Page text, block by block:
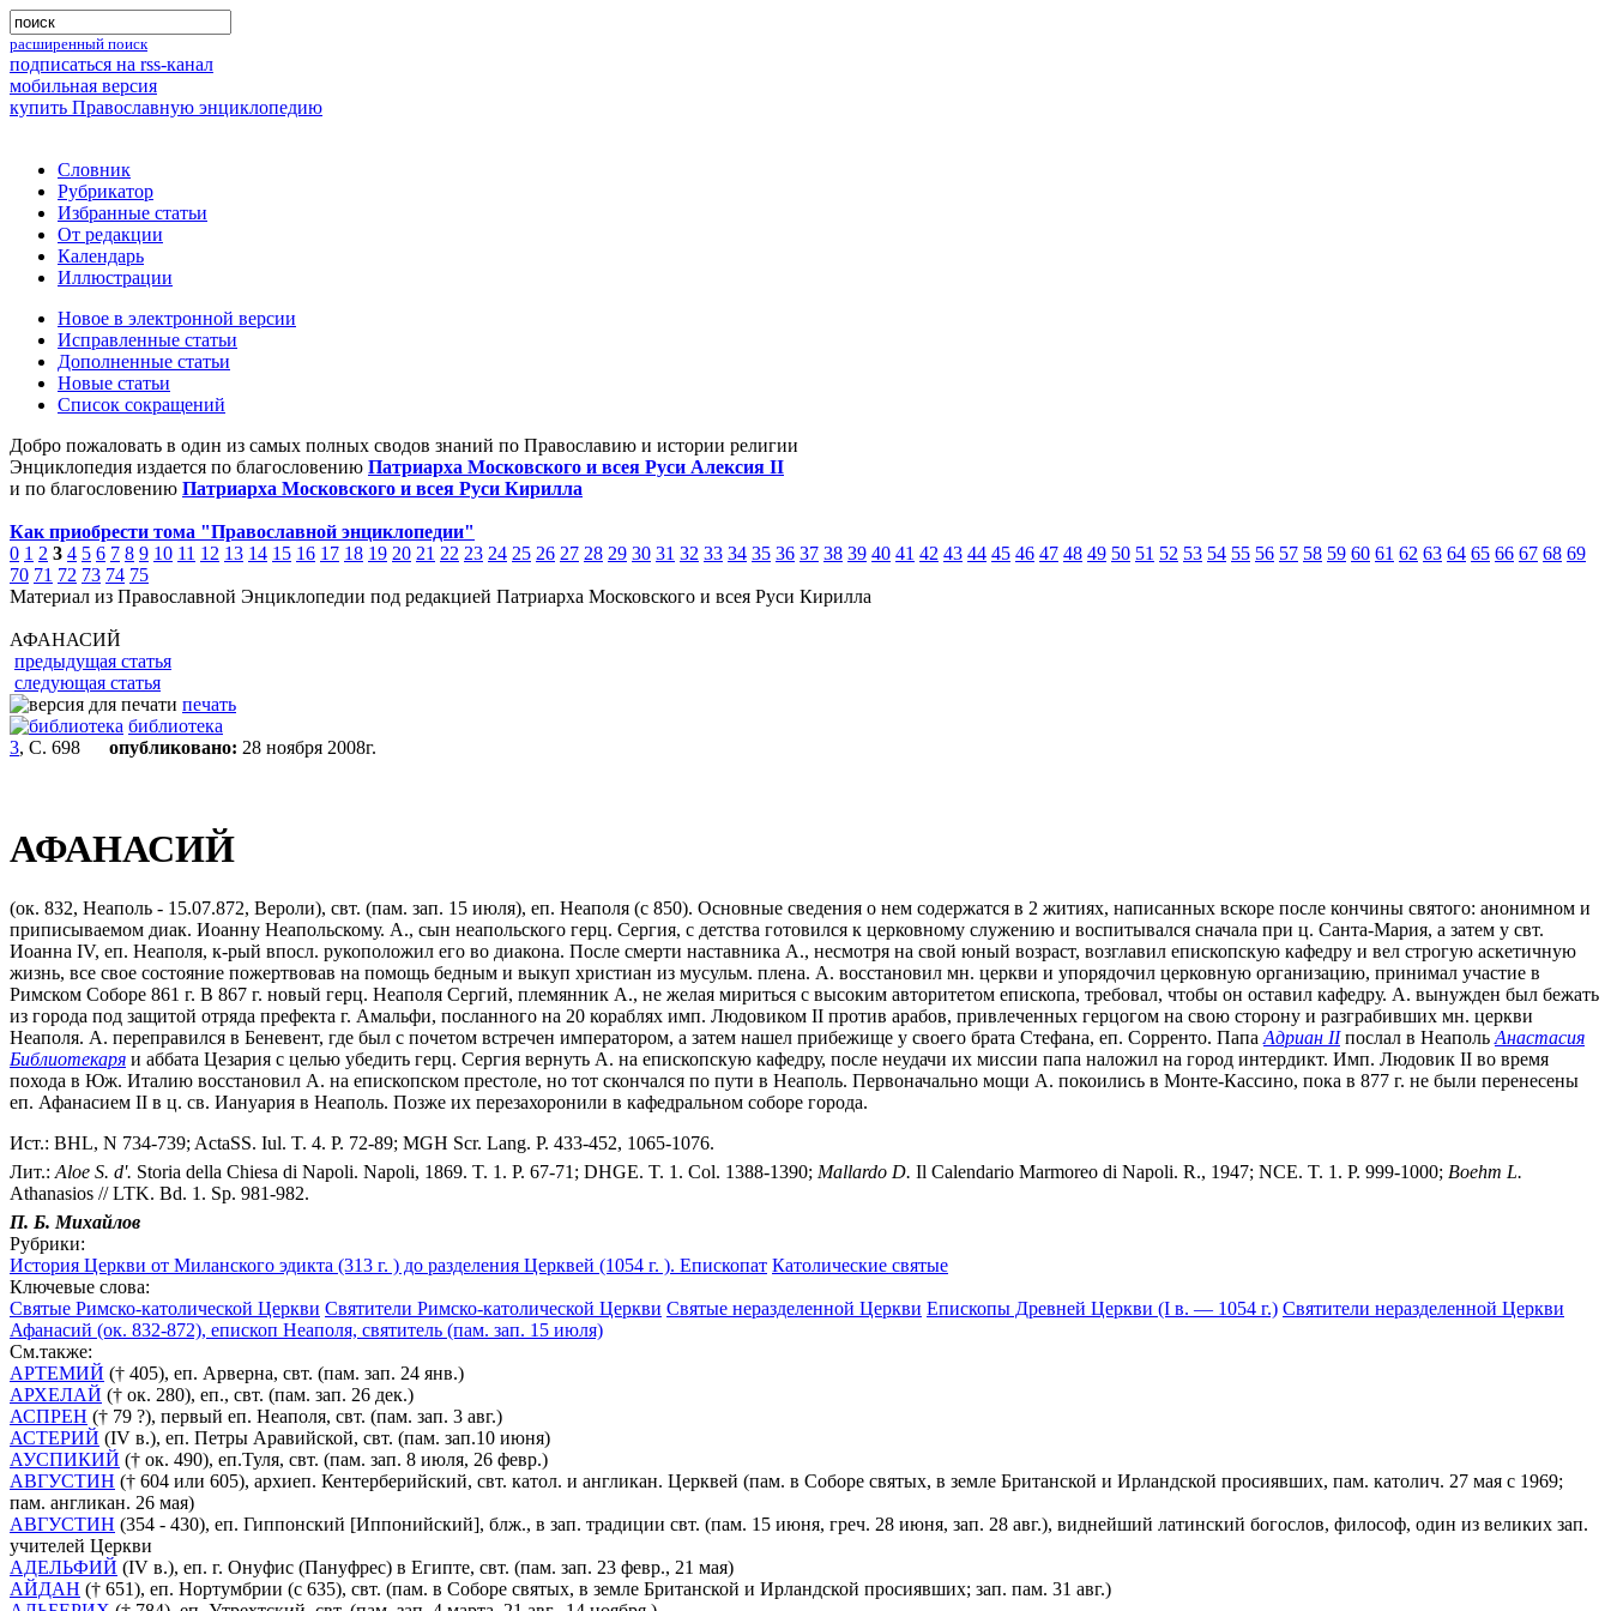
расширенный поиск
подписаться на rss-канал
мобильная версия
купить Православную энциклопедию
Словник
Рубрикатор
Избранные статьи
От редакции
Календарь
Иллюстрации
Новое в электронной версии
Исправленные статьи
Дополненные статьи
Новые статьи
Список сокращений
Добро пожаловать в один из самых полных сводов знаний по Православию и истории религии
Энциклопедия издается по благословению Патриарха Московского и всея Руси Алексия II
и по благословению Патриарха Московского и всея Руси Кирилла
Как приобрести тома "Православной энциклопедии"
0 1 2 3 4 5 6 7 8 9 10 11 12 13 14 15 16 17 18 19 20 21 22 23 24 25 26 27 28 29 30 31 32 33 34 35 36 37 38 39 40 41 42 43 44 45 46 47 48 49 50 51 52 53 54 55 56 57 58 59 60 61 62 63 64 65 66 67 68 69
70 71 72 73 74 75
Материал из Православной Энциклопедии под редакцией Патриарха Московского и всея Руси Кирилла
АФАНАСИЙ
предыдущая статья
следующая статья
печать
библиотека
3, С. 698 опубликовано: 28 ноября 2008г.
АФАНАСИЙ
(ок. 832, Неаполь - 15.07.872, Вероли), свт. (пам. зап. 15 июля), еп. Неаполя (с 850). Основные сведения о нем содержатся в 2 житиях, написанных вскоре после кончины святого: анонимном и
приписываемом диак. Иоанну Неапольскому. А., сын неапольского герц. Сергия, с детства готовился к церковному служению и воспитывался сначала при ц. Санта-Мария, а затем у свт.
Иоанна IV, еп. Неаполя, к-рый впосл. рукоположил его во диакона. После смерти наставника А., несмотря на свой юный возраст, возглавил епископскую кафедру и вел строгую аскетичную
жизнь, все свое состояние пожертвовав на помощь бедным и выкуп христиан из мусульм. плена. А. восстановил мн. церкви и упорядочил церковную организацию, принимал участие в
Римском Соборе 861 г. В 867 г. новый герц. Неаполя Сергий, племянник А., не желая мириться с высоким авторитетом епископа, требовал, чтобы он оставил кафедру. А. вынужден был бежать
из города под защитой отряда префекта г. Амальфи, посланного на 20 кораблях имп. Людовиком II против арабов, привлеченных герцогом на свою сторону и разграбивших мн. церкви
Неаполя. А. переправился в Беневент, где был с почетом встречен императором, а затем нашел прибежище у своего брата Стефана, еп. Сорренто. Папа Адриан IIпослал в Неаполь Анастасия
Библиотекаря и аббата Цезария с целью убедить герц. Сергия вернуть А. на епископскую кафедру, после неудачи их миссии папа наложил на город интердикт. Имп. Людовик II во время
похода в Юж. Италию восстановил А. на епископском престоле, но тот скончался по пути в Неаполь. Первоначально мощи А. покоились в Монте-Кассино, пока в 877 г. не были перенесены
еп. Афанасием II в ц. св. Иануария в Неаполь. Позже их перезахоронили в кафедральном соборе города.
Ист.: BHL, N 734-739; ActaSS. Iul. T. 4. P. 72-89; MGH Scr. Lang. P. 433-452, 1065-1076.
Лит.: Aloe S. d'. Storia della Chiesa di Napoli. Napoli, 1869. T. 1. P. 67-71; DHGE. T. 1. Col. 1388-1390; Mallardo D. Il Calendario Marmoreo di Napoli. R., 1947; NCE. T. 1. P. 999-1000; Boehm L.
Athanasios // LTK. Bd. 1. Sp. 981-982.
П. Б. Михайлов
Рубрики:
История Церкви от Миланского эдикта (313 г. ) до разделения Церквей (1054 г. ). Епископат Католические святые
Ключевые слова:
Святые Римско-католической Церкви Святители Римско-католической Церкви Святые неразделенной Церкви Епископы Древней Церкви (I в. — 1054 г.) Святители неразделенной Церкви
Афанасий (ок. 832-872), епископ Неаполя, святитель (пам. зап. 15 июля)
См.также:
АРТЕМИЙ († 405), еп. Арверна, свт. (пам. зап. 24 янв.)
АРХЕЛАЙ († ок. 280), еп., свт. (пам. зап. 26 дек.)
АСПРЕН († 79 ?), первый еп. Неаполя, свт. (пам. зап. 3 авг.)
АСТЕРИЙ (IV в.), еп. Петры Аравийской, свт. (пам. зап.10 июня)
АУСПИКИЙ († ок. 490), еп.Туля, свт. (пам. зап. 8 июля, 26 февр.)
АВГУСТИН († 604 или 605), архиеп. Кентерберийский, свт. катол. и англикан. Церквей (пам. в Соборе святых, в земле Британской и Ирландской просиявших, пам. католич. 27 мая с 1969;
пам. англикан. 26 мая)
АВГУСТИН (354 - 430), еп. Гиппонский [Иппонийский], блж., в зап. традиции свт. (пам. 15 июня, греч. 28 июня, зап. 28 авг.), виднейший латинский богослов, философ, один из великих зап.
учителей Церкви
АДЕЛЬФИЙ (IV в.), еп. г. Онуфис (Пануфрес) в Египте, свт. (пам. зап. 23 февр., 21 мая)
АЙДАН († 651), еп. Нортумбрии (с 635), свт. (пам. в Соборе святых, в земле Британской и Ирландской просиявших; зап. пам. 31 авг.)